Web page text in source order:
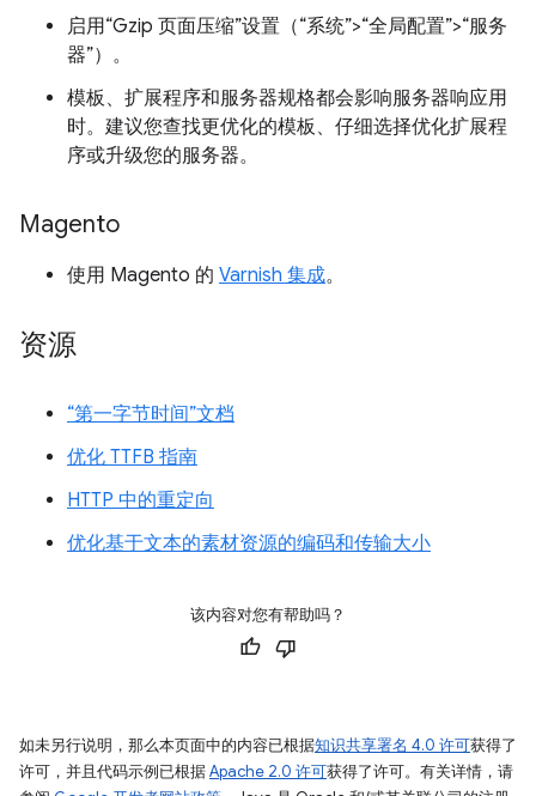
启用“Gzip 页面压缩”设置（“系统”>“全局配置”>“服务
器”）。
模板、扩展程序和服务器规格都会影响服务器响应用
时。建议您查找更优化的模板、仔细选择优化扩展程
序或升级您的服务器。
Magento
使用 Magento 的 Varnish 集成。
资源
“第一字节时间”文档
优化 TTFB 指南
HTTP 中的重定向
优化基于文本的素材资源的编码和传输大小
该内容对您有帮助吗？
如未另行说明，那么本页面中的内容已根据知识共享署名 4.0 许可获得了
许可，并且代码示例已根据Apache 2.0 许可获得了许可。有关详情，请